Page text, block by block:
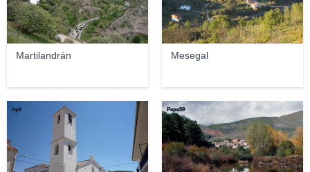
Martilandrán Mesegal
òyó Pepe59